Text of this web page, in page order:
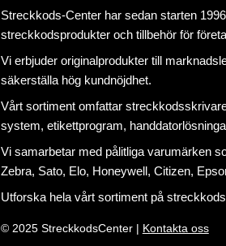
Streckkods-Center har sedan starten
streckkodsprodukter och tillbehör för
Vi erbjuder originalprodukter till
säkerställa hög kundnöjdhet.
Vårt sortiment omfattar
system, etikettprogram,
Vi samarbetar med pålitliga varumärken
Zebra, Sato, Elo, Honeywell, Citizen,
Utforska hela vårt sortiment på
© 2025 StreckkodsCenter | Kontakta oss